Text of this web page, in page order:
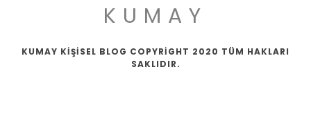
KUMAY
KUMAY KİŞİSEL BLOG COPYRİGHT 2020 TÜM HAKLARI
SAKLIDIR.